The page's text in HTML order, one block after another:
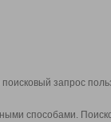
запрос
способами.